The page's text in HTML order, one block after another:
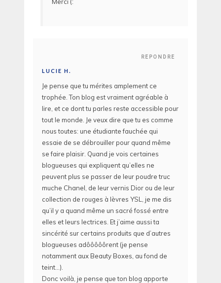
Merci (:
REPONDRE
LUCIE H.
Je pense que tu mérites amplement ce
trophée. Ton blog est vraiment agréable à
lire, et ce dont tu parles reste accessible pour
tout le monde. Je veux dire que tu es comme
nous toutes: une étudiante fauchée qui
essaie de se débrouiller pour quand même
se faire plaisir. Quand je vois certaines
blogueuses qui expliquent qu’elles ne
peuvent plus se passer de leur poudre truc
muche Chanel, de leur vernis Dior ou de leur
collection de rouges à lèvres YSL, je me dis
qu’il y a quand même un sacré fossé entre
elles et leurs lectrices. Et j’aime aussi ta
sincérité sur certains produits que d’autres
blogueuses adôôôôôrent (je pense
notamment aux Beauty Boxes, au fond de
teint…).
Donc voilà, je pense que ton blog apporte